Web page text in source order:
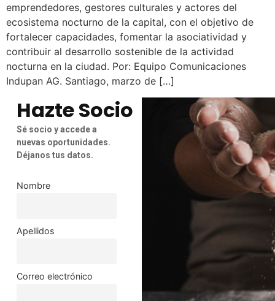
emprendedores, gestores culturales y actores del
ecosistema nocturno de la capital, con el objetivo de
fortalecer capacidades, fomentar la asociatividad y
contribuir al desarrollo sostenible de la actividad
nocturna en la ciudad. Por: Equipo Comunicaciones
Indupan AG. Santiago, marzo de […]
Hazte Socio
Sé socio y accede a
nuevas oportunidades.
Déjanos tus datos.
Nombre
Apellidos
Correo electrónico